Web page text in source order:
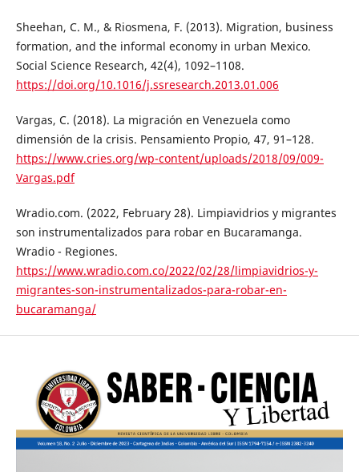
Sheehan, C. M., & Riosmena, F. (2013). Migration, business
formation, and the informal economy in urban Mexico.
Social Science Research, 42(4), 1092–1108.
https://doi.org/10.1016/j.ssresearch.2013.01.006
Vargas, C. (2018). La migración en Venezuela como
dimensión de la crisis. Pensamiento Propio, 47, 91–128.
https://www.cries.org/wp-content/uploads/2018/09/009-
Vargas.pdf
Wradio.com. (2022, February 28). Limpiavidrios y migrantes
son instrumentalizados para robar en Bucaramanga.
Wradio - Regiones.
https://www.wradio.com.co/2022/02/28/limpiavidrios-y-
migrantes-son-instrumentalizados-para-robar-en-
bucaramanga/